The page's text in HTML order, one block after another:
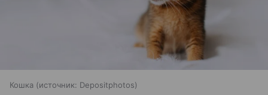
Кошка источник: Depositphotos